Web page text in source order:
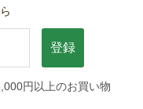
登録
円以上のお買い物